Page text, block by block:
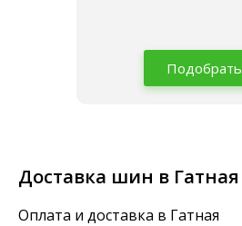
Подобрать
Доставка шин в Гатная
Оплата и доставка в Гатная